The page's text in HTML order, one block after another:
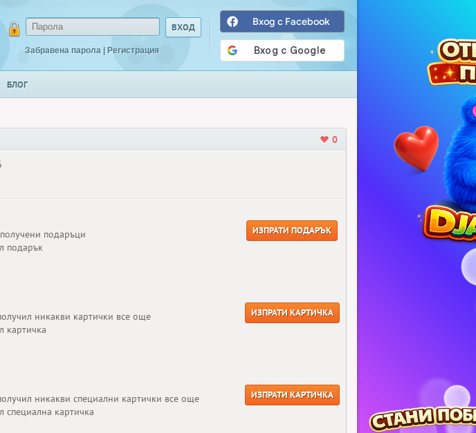
Забравена парола | Регистрация
Вход с Facebook
БЛОГ
0
подаръци
подарък
ИЗПРАТИ ПОДАРЪК
никакви картички все още
картичка
ИЗПРАТИ КАРТИЧКА
никакви специални картички все още
специална картичка
ИЗПРАТИ КАРТИЧКА